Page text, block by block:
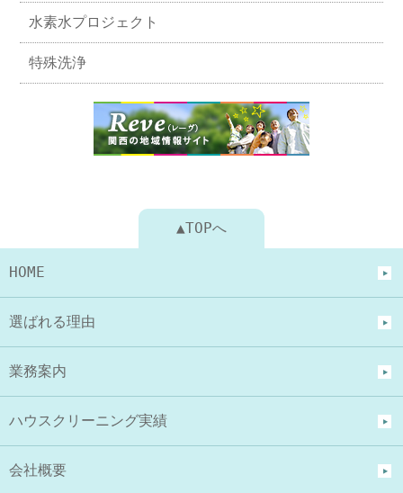
水素水プロジェクト
特殊洗浄
▲TOPへ
HOME
選ばれる理由
業務案内
ハウスクリーニング実績
会社概要